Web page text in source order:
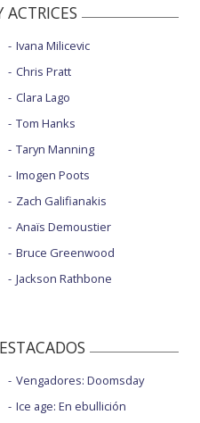
ACTRICES
Ivana Milicevic
Chris Pratt
Clara Lago
Tom Hanks
Taryn Manning
Imogen Poots
Zach Galifianakis
Anaïs Demoustier
Bruce Greenwood
Jackson Rathbone
Vengadores: Doomsday
Ice age: En ebullición